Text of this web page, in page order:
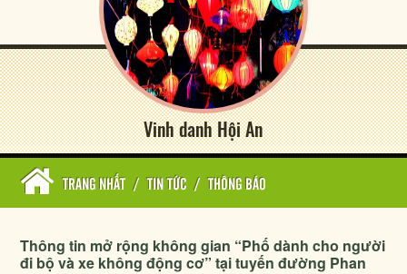
Vinh danh Hội An
TRANG NHẤT / TIN TỨC / THÔNG BÁO
Thông tin mở rộng không gian “Phố dành cho người
đi bộ và xe không động cơ” tại tuyến đường Phan